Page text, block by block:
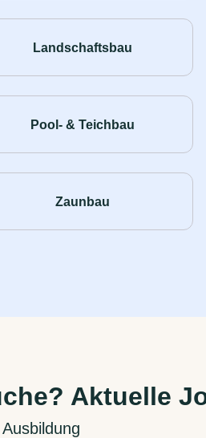
Landschaftsbau
Pool- & Teichbau
Zaunbau
Aktuelle